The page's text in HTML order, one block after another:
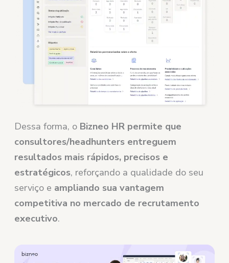
Dessa forma, o Bizneo HR permite que
consultores/headhunters entreguem
resultados mais rápidos, precisos e
estratégicos, reforçando a qualidade do seu
serviço e ampliando sua vantagem
competitiva no mercado de recrutamento
executivo.